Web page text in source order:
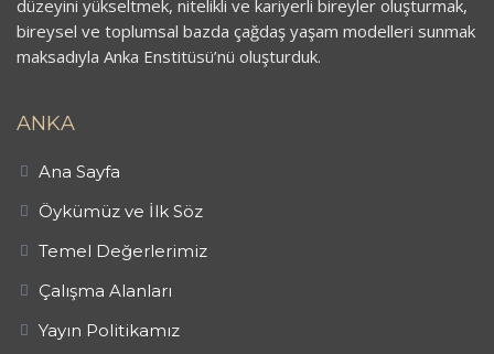
düzeyini yükseltmek, nitelikli ve kariyerli bireyler oluşturmak,
bireysel ve toplumsal bazda çağdaş yaşam modelleri sunmak
maksadıyla Anka Enstitüsü’nü oluşturduk.
ANKA
Ana Sayfa
Öykümüz ve İlk Söz
Temel Değerlerimiz
Çalışma Alanları
Yayın Politikamız